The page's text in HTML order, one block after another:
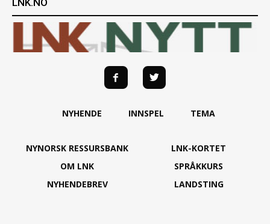
LNK.NO
NYHENDE INNSPEL TEMA
NYNORSK RESSURSBANK
OM LNK
NYHENDEBREV
LNK-KORTET
SPRÅKKURS
LANDSTING